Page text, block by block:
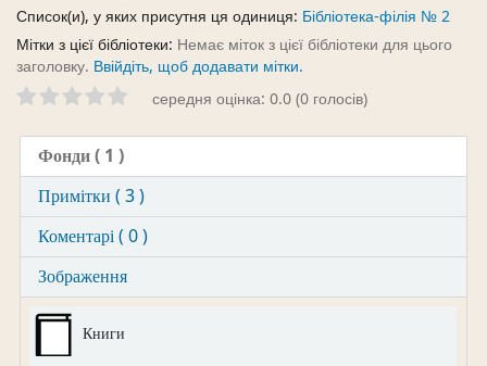
Список(и), у яких присутня ця одиниця: Бібліотека-філія № 2
Мітки з цієї бібліотеки: Немає міток з цієї бібліотеки для цього
заголовку. Ввійдіть, щоб додавати мітки.
середня оцінка: 0.0 (0 голосів)
Фонди( 1 )
Примітки ( 3 )
Коментарі ( 0 )
Зображення
Книги